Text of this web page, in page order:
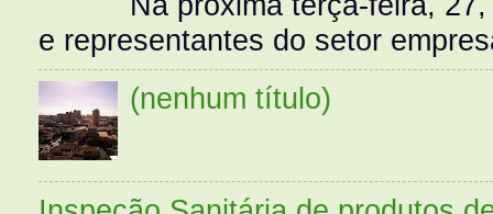
e representantes do setor
(nenhum título)